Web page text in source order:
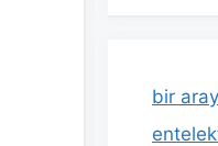
bir